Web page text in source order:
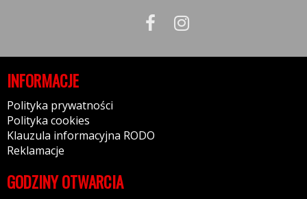
INFORMACJE
Polityka prywatności
Polityka cookies
Klauzula informacyjna RODO
Reklamacje
GODZINY OTWARCIA